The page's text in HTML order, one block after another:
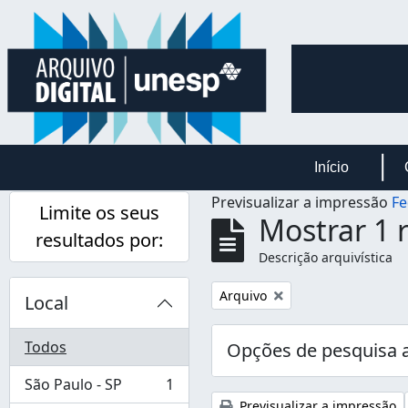
Skip to main content
Início
Limite os seus
resultados por:
Local
Todos
São Paulo - SP
, 1 resultados
1
Previsualizar a impressão
Mostrar 1
Descrição arquivística
Remover filtro:
Arquivo
Opções de pesquisa